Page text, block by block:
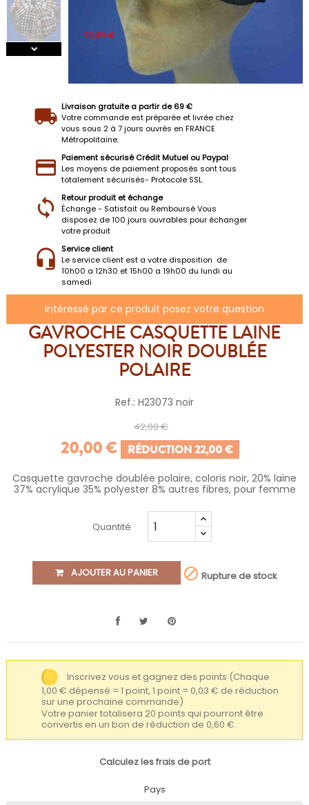
-22,00 €
Livraison gratuite a partir de 69 €
Votre commande est préparée et livrée chez
vous sous 2 à 7 jours ouvrés en FRANCE
Métropolitaine.
Paiement sécurisé Crédit Mutuel ou Paypal
Les moyens de paiement proposés sont tous
totalement sécurisés- Protocole SSL.
Retour produit et échange
Échange - Satisfait ou Remboursé Vous
disposez de 100 jours ouvrables pour échanger
votre produit
Service client
Le service client est a votre disposition de
10h00 a 12h30 et 15h00 a 19h00 du lundi au
samedi
intéressé par ce produit posez votre question
GAVROCHE CASQUETTE LAINE
POLYESTER NOIR DOUBLÉE
POLAIRE
Ref.: H23073 noir
42,00 €
20,00 € RÉDUCTION 22,00 €
Casquette gavroche doublée polaire, coloris noir, 20% laine
37% acrylique 35% polyester 8% autres fibres, pour femme
Quantité
AJOUTER AU PANIER  Rupture de stock
Inscrivez vous et gagnez des points (Chaque
1,00 € dépensé = 1 point, 1 point = 0,03 € de réduction
sur une prochaine commande)
Votre panier totalisera 20 points qui pourront être
convertis en un bon de réduction de 0,60 €.
Calculez les frais de port
Pays